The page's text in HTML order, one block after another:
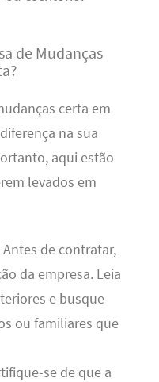
de Mudanças
certa em
na sua
aqui estão
levados em
Antes de contratar,
da empresa. Leia
e busque
ou familiares que
se de que a